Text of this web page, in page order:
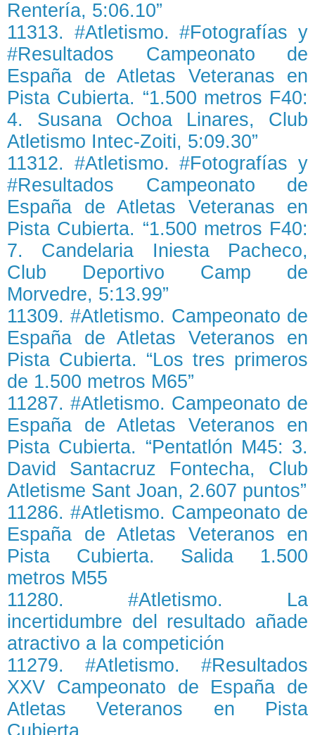
Rentería, 5:06.10”
11313. #Atletismo. #Fotografías y
#Resultados Campeonato de
España de Atletas Veteranas en
Pista Cubierta. “1.500 metros F40:
4. Susana Ochoa Linares, Club
Atletismo Intec-Zoiti, 5:09.30”
11312. #Atletismo. #Fotografías y
#Resultados Campeonato de
España de Atletas Veteranas en
Pista Cubierta. “1.500 metros F40:
7. Candelaria Iniesta Pacheco,
Club Deportivo Camp de
Morvedre, 5:13.99”
11309. #Atletismo. Campeonato de
España de Atletas Veteranos en
Pista Cubierta. “Los tres primeros
de 1.500 metros M65”
11287. #Atletismo. Campeonato de
España de Atletas Veteranos en
Pista Cubierta. “Pentatlón M45: 3.
David Santacruz Fontecha, Club
Atletisme Sant Joan, 2.607 puntos”
11286. #Atletismo. Campeonato de
España de Atletas Veteranos en
Pista Cubierta. Salida 1.500
metros M55
11280. #Atletismo. La
incertidumbre del resultado añade
atractivo a la competición
11279. #Atletismo. #Resultados
XXV Campeonato de España de
Atletas Veteranos en Pista
Cubierta